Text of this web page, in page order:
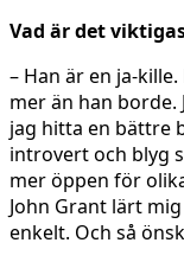
Vad är det
– Han är en ja-
mer än han
jag hitta en bättre
introvert och blyg
mer öppen för
John Grant lärt
enkelt. Och så